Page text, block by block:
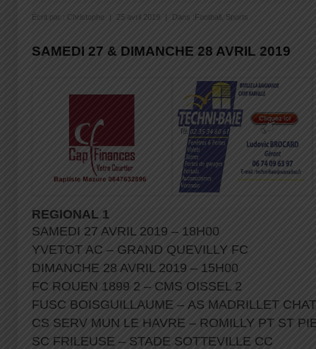
Écrit par : Christophe 25 avril 2019 Dans : Football Sports
SAMEDI 27 & DIMANCHE 28 AVRIL 2019
REGIONAL 1
SAMEDI 27 AVRIL 2019 – 18H00
YVETOT AC – GRAND QUEVILLY FC
DIMANCHE 28 AVRIL 2019 – 15H00
FC ROUEN 1899 2 – CMS OISSEL 2
FUSC BOISGUILLAUME – AS MADRILLET
CS SERV MUN LE HAVRE – ROMILLY PT ST
SC FRILEUSE – STADE SOTTEVILLE CC